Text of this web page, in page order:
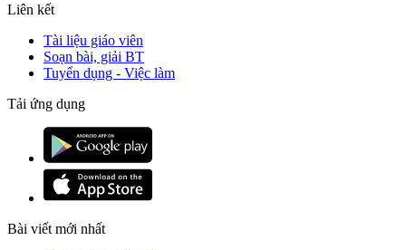
Liên kết
Tài liệu giáo viên
Soạn bài, giải BT
Tuyển dụng - Việc làm
Tải ứng dụng
Bài viết mới nhất